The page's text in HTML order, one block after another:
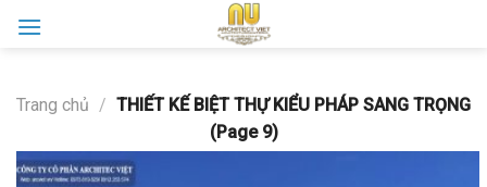
Trang chủ / THIẾT KẾ BIỆT THỰ KIỂU PHÁP SANG TRỌNG
(Page 9)